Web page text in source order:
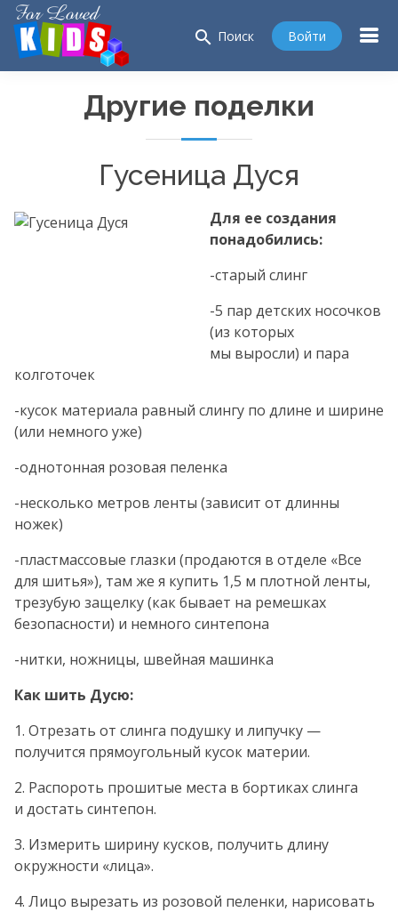
search Поиск Войти
Другие поделки
Гусеница Дуся
Для ее создания
понадобились:
-старый слинг
-5 пар детских носочков
(из которых
мы выросли) и пара
колготочек
-кусок материала равный слингу по длине и ширине
(или немного уже)
-однотонная розовая пеленка
-несколько метров ленты (зависит от длинны
ножек)
-пластмассовые глазки (продаются в отделе «Все
для шитья»), там же я купить 1,5 м плотной ленты,
трезубую защелку (как бывает на ремешках
безопасности) и немного синтепона
-нитки, ножницы, швейная машинка
Как шить Дусю:
1. Отрезать от слинга подушку и липучку —
получится прямоугольный кусок материи.
2. Распороть прошитые места в бортиках слинга
и достать синтепон.
3. Измерить ширину кусков, получить длину
окружности «лица».
4. Лицо вырезать из розовой пеленки, нарисовать